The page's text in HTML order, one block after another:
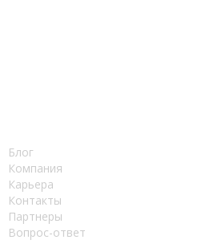
Блог
Компания
Карьера
Контакты
Партнеры
Вопрос-ответ